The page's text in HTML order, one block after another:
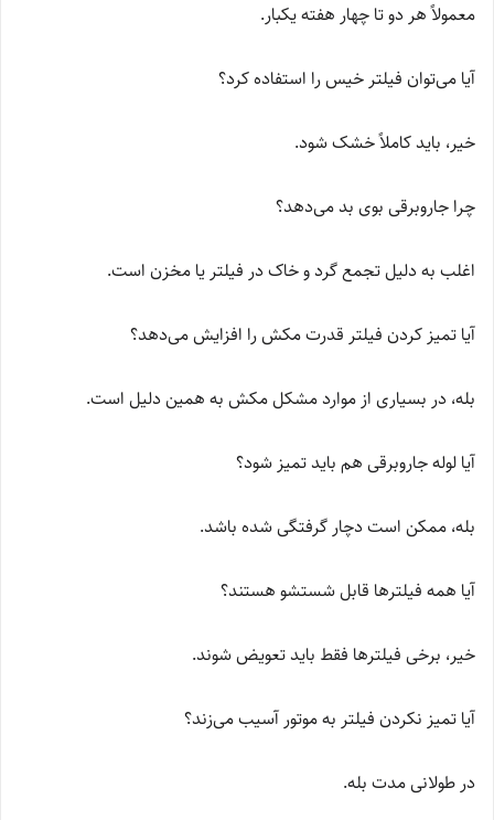
معمولاً هر دو تا چهار هفته یکبار.
آیا می‌توان فیلتر خیس را استفاده کرد؟
خیر، باید کاملاً خشک شود.
چرا جاروبرقی بوی بد می‌دهد؟
اغلب به دلیل تجمع گرد و خاک در فیلتر یا مخزن است.
آیا تمیز کردن فیلتر قدرت مکش را افزایش می‌دهد؟
بله، در بسیاری از موارد مشکل مکش به همین دلیل است.
آیا لوله جاروبرقی هم باید تمیز شود؟
بله، ممکن است دچار گرفتگی شده باشد.
آیا همه فیلترها قابل شستشو هستند؟
خیر، برخی فیلترها فقط باید تعویض شوند.
آیا تمیز نکردن فیلتر به موتور آسیب می‌زند؟
در طولانی مدت بله.